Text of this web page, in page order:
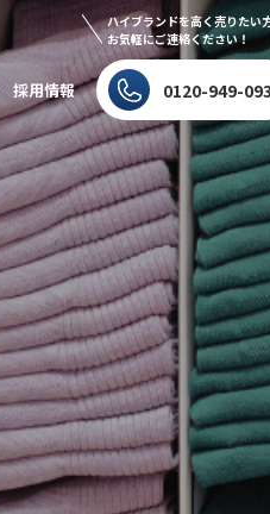
採用情報
ハイブランドを高く売りたい
お気軽にご連絡ください！
0120-949-093